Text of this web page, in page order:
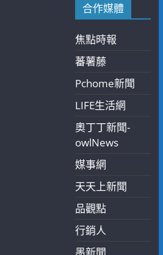
合作媒體
焦點時報
蕃薯藤
Pchome新聞
LIFE生活網
奧丁丁新聞-
owlNews
媒事網
天天上新聞
品觀點
行銷人